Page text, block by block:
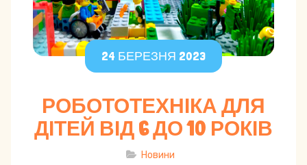
24 БЕРЕЗНЯ 2023
РОБОТОТЕХНІКА ДЛЯ
ДІТЕЙ ВІД 6 ДО 10 РОКІВ
Новини